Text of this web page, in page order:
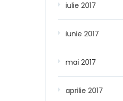
iulie 2017
iunie 2017
mai 2017
aprilie 2017